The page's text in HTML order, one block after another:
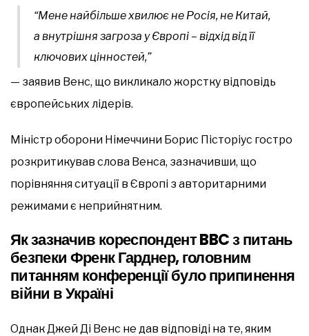
“Мене найбільше хвилює не Росія, не Китай,
а внутрішня загроза у Європі – відхід від її
ключових цінностей,”
— заявив Венс, що викликало жорстку відповідь
європейських лідерів.
Міністр оборони Німеччини Борис Пісторіус гостро
розкритикував слова Венса, зазначивши, що
порівняння ситуації в Європі з авторитарними
режимами є неприйнятним.
Як зазначив кореспондент BBC з питань
безпеки Френк Гарднер, головним
питанням конференції було припинення
війни в Україні
Однак Джей Ді Венс не дав відповіді на те, яким